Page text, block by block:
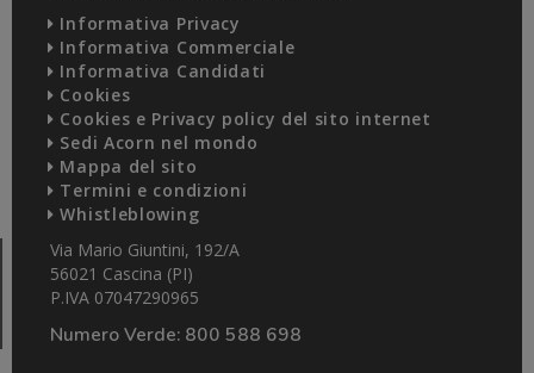
Informativa Privacy
Informativa Commerciale
Informativa Candidati
Cookies
Cookies e Privacy policy del sito internet
Sedi Acorn nel mondo
Mappa del sito
Termini e condizioni
Whistleblowing
Via Mario Giuntini, 192/A
56021 Cascina (PI)
P.IVA 07047290965
Numero Verde: 800 588 698